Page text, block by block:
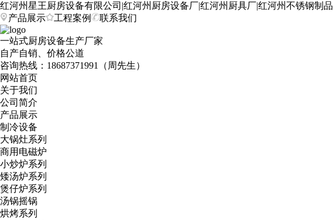
红河州星王厨房设备有限公司|红河州厨房设备厂|红河州厨具厂|红河州不锈钢制
产品展示
工程案例 联系我们
一站式厨房设备生产厂家
自产自销、价格公道
咨询热线： 18687371991（周先生）
网站首页
关于我们
公司简介
产品展示
制冷设备
大锅灶系列
商用电磁炉
小炒炉系列
矮汤炉系列
煲仔炉系列
汤锅摇锅
烘烤系列